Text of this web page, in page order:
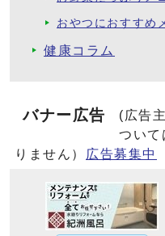
おやつにおすすめ
健康コラム
バナー広告
(広告
ついて
りません）
広告募集中